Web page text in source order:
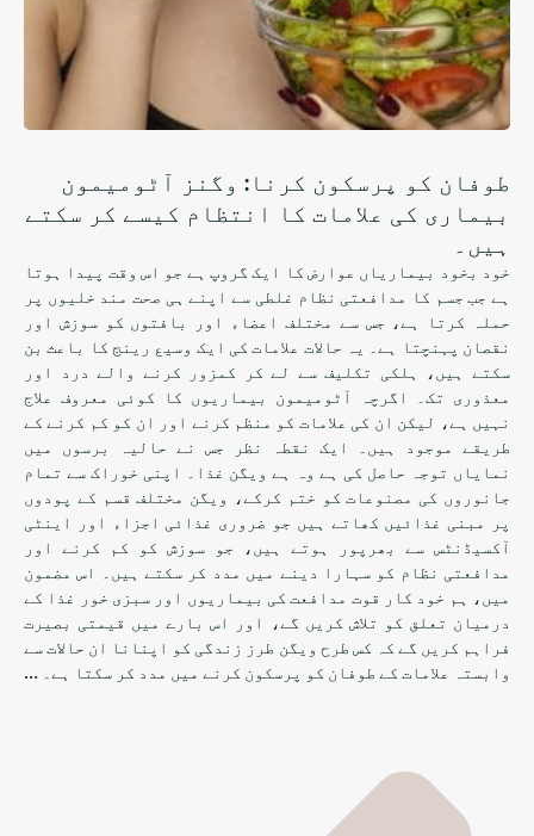
طوفان کو پرسکون کرنا: وگنز آٹومیمون
بیماری کی علامات کا انتظام کیسے کر سکتے
ہیں۔
خود بخود بیماریاں عوارض کا ایک گروپ ہے جو اس وقت پیدا ہوتا
ہے جب جسم کا مدافعتی نظام غلطی سے اپنے ہی صحت مند خلیوں پر
حملہ کرتا ہے، جس سے مختلف اعضاء اور بافتوں کو سوزش اور
نقصان پہنچتا ہے۔ یہ حالات علامات کی ایک وسیع رینج کا باعث بن
سکتے ہیں، ہلکی تکلیف سے لے کر کمزور کرنے والے درد اور
معذوری تک۔ اگرچہ آٹومیمون بیماریوں کا کوئی معروف علاج
نہیں ہے، لیکن ان کی علامات کو منظم کرنے اور ان کو کم کرنے کے
طریقے موجود ہیں۔ ایک نقطہ نظر جس نے حالیہ برسوں میں
نمایاں توجہ حاصل کی ہے وہ ہے ویگن غذا۔ اپنی خوراک سے تمام
جانوروں کی مصنوعات کو ختم کرکے، ویگن مختلف قسم کے پودوں
پر مبنی غذائیں کھاتے ہیں جو ضروری غذائی اجزاء اور اینٹی
آکسیڈنٹس سے بھرپور ہوتے ہیں، جو سوزش کو کم کرنے اور
مدافعتی نظام کو سہارا دینے میں مدد کر سکتے ہیں۔ اس مضمون
میں، ہم خود کار قوت مدافعت کی بیماریوں اور سبزی خور غذا کے
درمیان تعلق کو تلاش کریں گے، اور اس بارے میں قیمتی بصیرت
فراہم کریں گے کہ کس طرح ویگن طرز زندگی کو اپنانا ان حالات سے
وابستہ علامات کے طوفان کو پرسکون کرنے میں مدد کر سکتا ہے۔ …